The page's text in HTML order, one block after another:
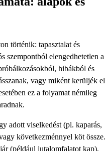
történik: tapasztalat és
szempontból elengedhetetlen a
hibákból és
vagy miként kerüljék el
ez a folyamat némileg
adott viselkedést (pl. kaparás,
következménnyel köt össze.
(például jutalomfalatot kap),